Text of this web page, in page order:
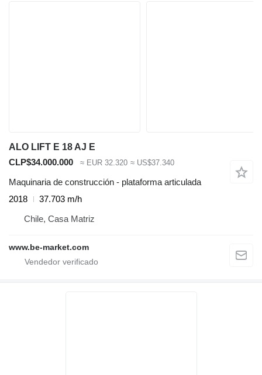
ALO LIFT E 18 AJ E
CLP$34.000.000
≈ EUR 32.320 ≈ US$37.340
Maquinaria de construcción - plataforma articulada
2018
37.703 m/h
Chile, Casa Matriz
www.be-market.com